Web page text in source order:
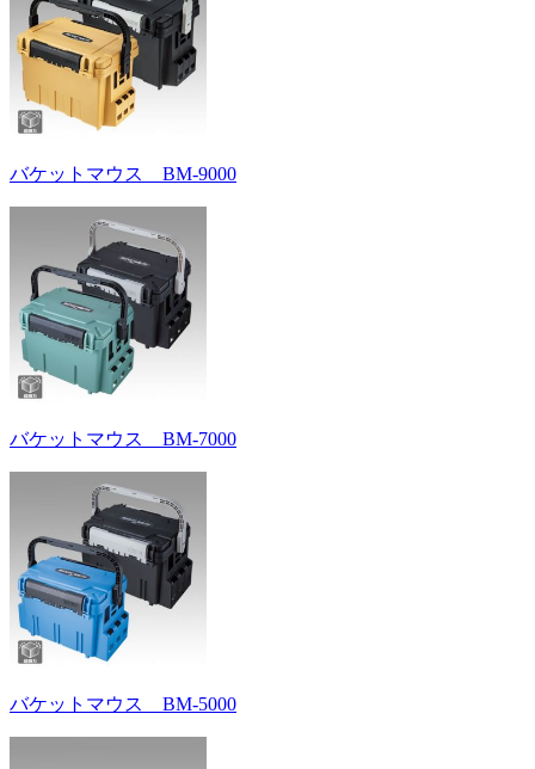
バケットマウス BM-9000
バケットマウス BM-7000
バケットマウス BM-5000